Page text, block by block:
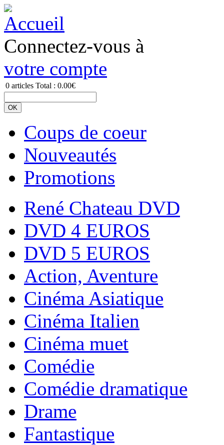
Connectez-vous à
votre compte
0 articles Total : 0.00€
Coups de coeur
Nouveautés
Promotions
René Chateau DVD
DVD 4 EUROS
DVD 5 EUROS
Action, Aventure
Cinéma Asiatique
Cinéma Italien
Cinéma muet
Comédie
Comédie dramatique
Drame
Fantastique